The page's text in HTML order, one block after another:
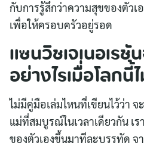
กับการรู้สึกว่าความสุขของตัวเ
เพื่อให้ครอบครัวอยู่รอด
แซนวิชเจเนอเรชั
อย่างไรเมื่อโลก
ไม่มีคู่มือเล่มไหนที่เขียนไว้ว่า
แม่ที่สมบูรณ์ในเวลาเดียวกัน เ
ของตัวเองขึ้นมาทีละบรรทัด จ